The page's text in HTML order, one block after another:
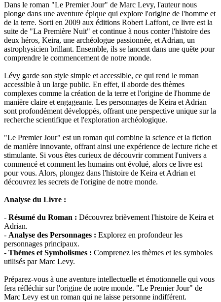
Dans le roman "Le Premier Jour" de Marc Levy, l'auteur nous
plonge dans une aventure épique qui explore l'origine de l'homme et
de la terre. Sorti en 2009 aux éditions Robert Laffont, ce livre est la
suite de "La Première Nuit" et continue à nous conter l'histoire des
deux héros, Keira, une archéologue passionnée, et Adrian, un
astrophysicien brillant. Ensemble, ils se lancent dans une quête pour
comprendre le commencement de notre monde.
Lévy garde son style simple et accessible, ce qui rend le roman
accessible à un large public. En effet, il aborde des thèmes
complexes comme la création de la terre et l'origine de l'homme de
manière claire et engageante. Les personnages de Keira et Adrian
sont profondément développés, offrant une perspective unique sur la
recherche scientifique et l'exploration archéologique.
"Le Premier Jour" est un roman qui combine la science et la fiction
de manière innovante, offrant ainsi une expérience de lecture riche et
stimulante. Si vous êtes curieux de découvrir comment l'univers a
commencé et comment les humains ont évolué, alors ce livre est
pour vous. Alors, plongez dans l'histoire de Keira et Adrian et
découvrez les secrets de l'origine de notre monde.
Analyse du Livre :
- Résumé du Roman : Découvrez brièvement l'histoire de Keira et
Adrian.
- Analyse des Personnages : Explorez en profondeur les
personnages principaux.
- Thèmes et Symbolismes : Comprenez les thèmes et les symboles
utilisés par Marc Levy.
Préparez-vous à une aventure intellectuelle et émotionnelle qui vous
fera réfléchir sur l'origine de notre monde. "Le Premier Jour" de
Marc Levy est un roman qui ne laisse personne indifférent.